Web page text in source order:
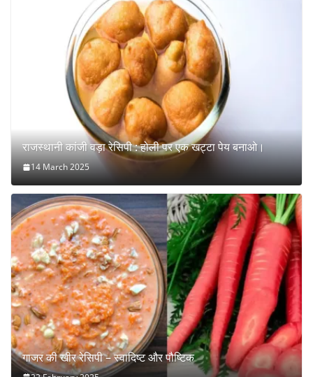
राजस्थानी कांजी वड़ा रेसिपी : होली पर एक खट्टा पेय बनाओ।
14 March 2025
गाजर की खीर रेसिपी – स्वादिष्ट और पौष्टिक